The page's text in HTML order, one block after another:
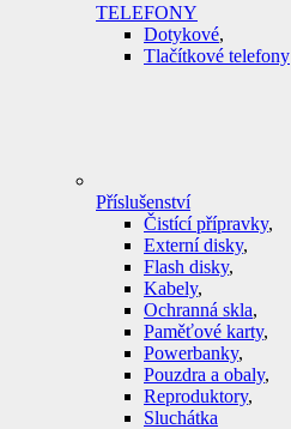
TELEFONY
Dotykové,
Tlačítkové telefony
Příslušenství
Čistící přípravky,
Externí disky,
Flash disky,
Kabely,
Ochranná skla,
Paměťové karty,
Powerbanky,
Pouzdra a obaly,
Reproduktory,
Sluchátka